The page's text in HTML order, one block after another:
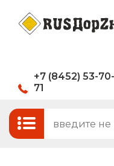
+7 (8452) 53-70-
71
Оформить
Итого:Стандартные
Знаки на щитах